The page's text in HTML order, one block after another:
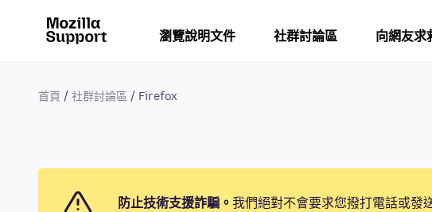
瀏覽說明文件 社群討論區 向網友求
首頁 社群討論區 Firefox
防止技術支援詐騙。 我們絕對不會要求您撥打電話或發